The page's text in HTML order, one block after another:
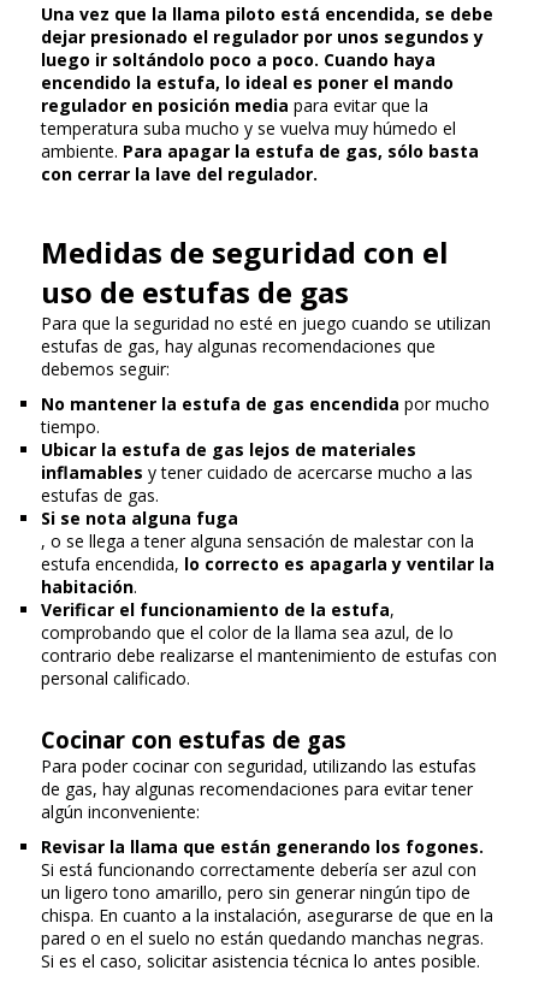
Una vez que la llama piloto está encendida, se debe
dejar presionado el regulador por unos segundos y
luego ir soltándolo poco a poco. Cuando haya
encendido la estufa, lo ideal es poner el mando
regulador en posición media para evitar que la
temperatura suba mucho y se vuelva muy húmedo el
ambiente. Para apagar la estufa de gas, sólo basta
con cerrar la lave del regulador.
Medidas de seguridad con el
uso de estufas de gas
Para que la seguridad no esté en juego cuando se utilizan
estufas de gas, hay algunas recomendaciones que
debemos seguir:
No mantener la estufa de gas encendida por mucho
tiempo.
Ubicar la estufa de gas lejos de materiales
inflamables y tener cuidado de acercarse mucho a las
estufas de gas.
Si se nota alguna fuga
, o se llega a tener alguna sensación de malestar con la
estufa encendida, lo correcto es apagarla y ventilar la
habitación.
Verificar el funcionamiento de la estufa,
comprobando que el color de la llama sea azul, de lo
contrario debe realizarse el mantenimiento de estufas con
personal calificado.
Cocinar con estufas de gas
Para poder cocinar con seguridad, utilizando las estufas
de gas, hay algunas recomendaciones para evitar tener
algún inconveniente:
Revisar la llama que están generando los fogones.
Si está funcionando correctamente debería ser azul con
un ligero tono amarillo, pero sin generar ningún tipo de
chispa. En cuanto a la instalación, asegurarse de que en la
pared o en el suelo no están quedando manchas negras.
Si es el caso, solicitar asistencia técnica lo antes posible.